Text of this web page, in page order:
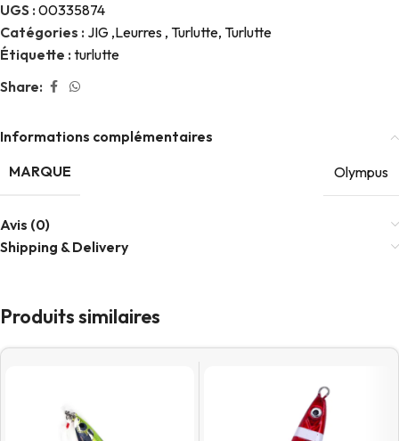
UGS : 00335874
Catégories : JIG ,Leurres , Turlutte, Turlutte
Étiquette : turlutte
Share:
Informations complémentaires
MARQUE
Olympus
Avis (0)
Shipping & Delivery
Produits similaires